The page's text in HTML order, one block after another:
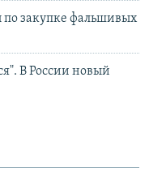
по закупке фальшивых
В России новый